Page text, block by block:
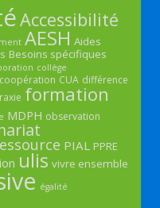
Accessibilité
AESH Aides
Besoins spécifiques
collège
coopération CUA différence
formation
MDPH observation
PIAL PPRE
ulis vivre ensemble
égalité